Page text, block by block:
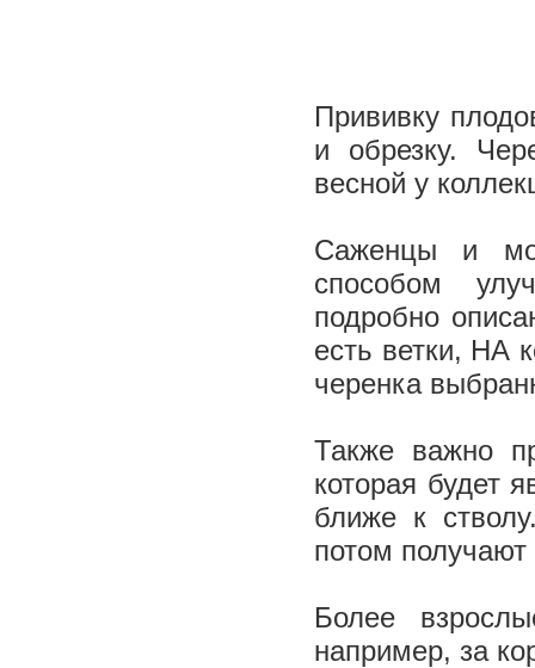
Прививку
и обрезку.
весной у
Саженцы и
способом
подробно
есть ветки, НА
черенка
Также важно
которая будет
ближе к
потом
Более
например, за